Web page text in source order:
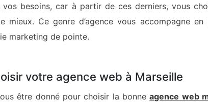
besoins, car à partir de ces derniers, vous
mieux. Ce genre d’agence vous accompagne en
marketing de pointe.
votre agence web à Marseille
être donné pour choisir la bonneagence web